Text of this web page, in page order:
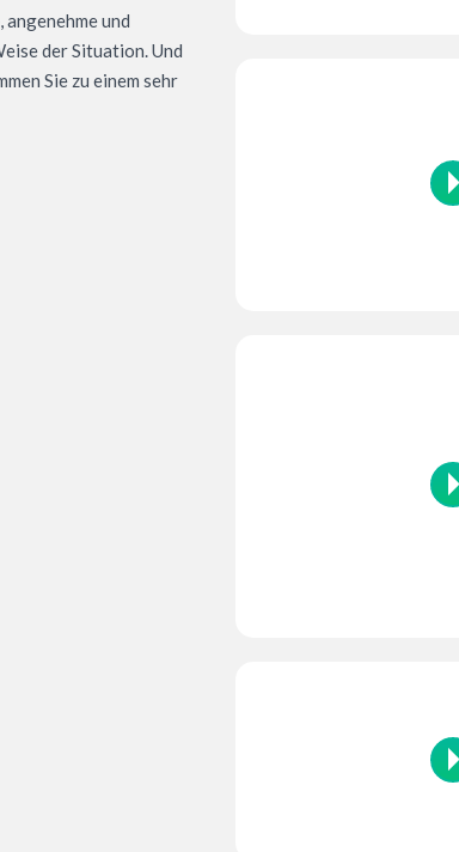
und
der Situation. Und
Sie zu einem sehr